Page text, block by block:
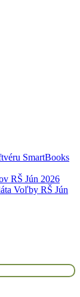
SmartBooks
RŠ Jún 2026
Voľby RŠ Jún